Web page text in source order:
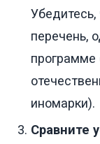
перечень,
программе
иномарки).
Сравните